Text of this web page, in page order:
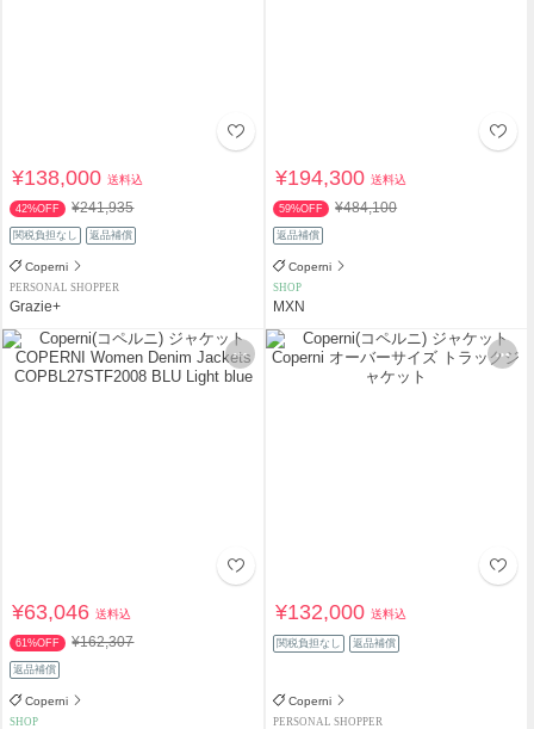
¥138,000送料込
42%OFF ¥241,935
関税負担なし 返品補償
Coperni
PERSONAL SHOPPER
Grazie+
¥194,300送料込
59%OFF ¥484,100
返品補償
Coperni
SHOP
MXN
¥63,046送料込
61%OFF ¥162,307
返品補償
Coperni
SHOP
¥132,000送料込
関税負担なし 返品補償
Coperni
PERSONAL SHOPPER